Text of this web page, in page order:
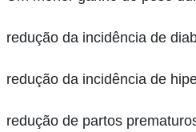
redução da incidência de
redução da incidência de
redução de partos